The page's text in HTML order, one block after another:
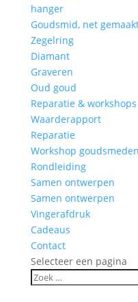
hanger
Goudsmid, net
Zegelring
Diamant
Graveren
Oud goud
Reparatie & workshops
Waarderapport
Reparatie
Workshop goudsmeden
Rondleiding
Samen ontwerpen
Samen ontwerpen
Vingerafdruk
Cadeaus
Contact
Selecteer een pagina